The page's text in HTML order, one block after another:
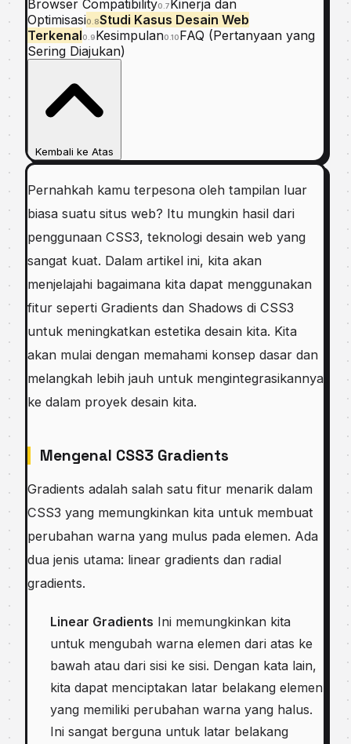
Browser Compatibility0.7 Kinerja dan
Optimisasi0.8Studi Kasus Desain Web
Terkenal0.9Kesimpulan0.10FAQ (Pertanyaan yang
Sering Diajukan)
Kembali ke Atas
Pernahkah kamu terpesona oleh tampilan luar
biasa suatu situs web? Itu mungkin hasil dari
penggunaan CSS3, teknologi desain web yang
sangat kuat. Dalam artikel ini, kita akan
menjelajahi bagaimana kita dapat menggunakan
fitur seperti Gradients dan Shadows di CSS3
untuk meningkatkan estetika desain kita. Kita
akan mulai dengan memahami konsep dasar dan
melangkah lebih jauh untuk mengintegrasikannya
ke dalam proyek desain kita.
Mengenal CSS3 Gradients
Gradients adalah salah satu fitur menarik dalam
CSS3 yang memungkinkan kita untuk membuat
perubahan warna yang mulus pada elemen. Ada
dua jenis utama: linear gradients dan radial
gradients.
Linear Gradients Ini memungkinkan kita
untuk mengubah warna elemen dari atas ke
bawah atau dari sisi ke sisi. Dengan kata lain,
kita dapat menciptakan latar belakang elemen
yang memiliki perubahan warna yang halus.
Ini sangat berguna untuk latar belakang